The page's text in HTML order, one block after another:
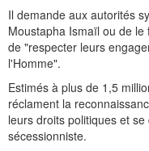
Il demande aux autorités
Moustapha Ismaïl ou de
de "respecter leurs
l'Homme".
Estimés à plus de 1,5
réclament la
leurs droits politiques et
sécessionniste.